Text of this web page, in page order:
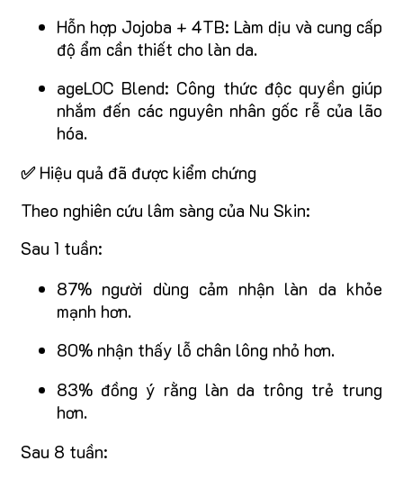
Hỗn hợp Jojoba + 4TB: Làm dịu và cung cấp
độ ẩm cần thiết cho làn da.
ageLOC Blend: Công thức độc quyền giúp
nhắm đến các nguyên nhân gốc rễ của lão
hóa.
✅ Hiệu quả đã được kiểm chứng
Theo nghiên cứu lâm sàng của Nu Skin:
Sau 1 tuần:
87% người dùng cảm nhận làn da khỏe
mạnh hơn.
80% nhận thấy lỗ chân lông nhỏ hơn.
83% đồng ý rằng làn da trông trẻ trung
hơn.
Sau 8 tuần: